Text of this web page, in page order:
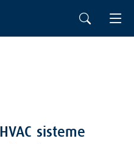
sisteme